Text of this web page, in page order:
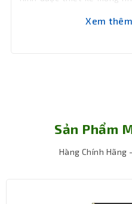
Xem
Sản Phẩm
Hàng Chính Hãng